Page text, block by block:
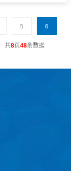
石、石灰石、建筑
5 6
共8页48条数据